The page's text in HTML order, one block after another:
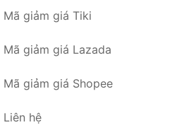
Mã giảm giá Tiki
Mã giảm giá Lazada
Mã giảm giá Shopee
Liên hệ